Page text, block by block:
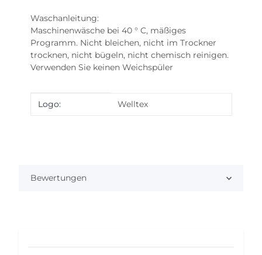
Waschanleitung:
Maschinenwäsche bei 40 ° C, mäßiges
Programm. Nicht bleichen, nicht im Trockner
trocknen, nicht bügeln, nicht chemisch reinigen.
Verwenden Sie keinen Weichspüler
Produkteigenschaft
Wert
Logo: Welltex
Bewertungen